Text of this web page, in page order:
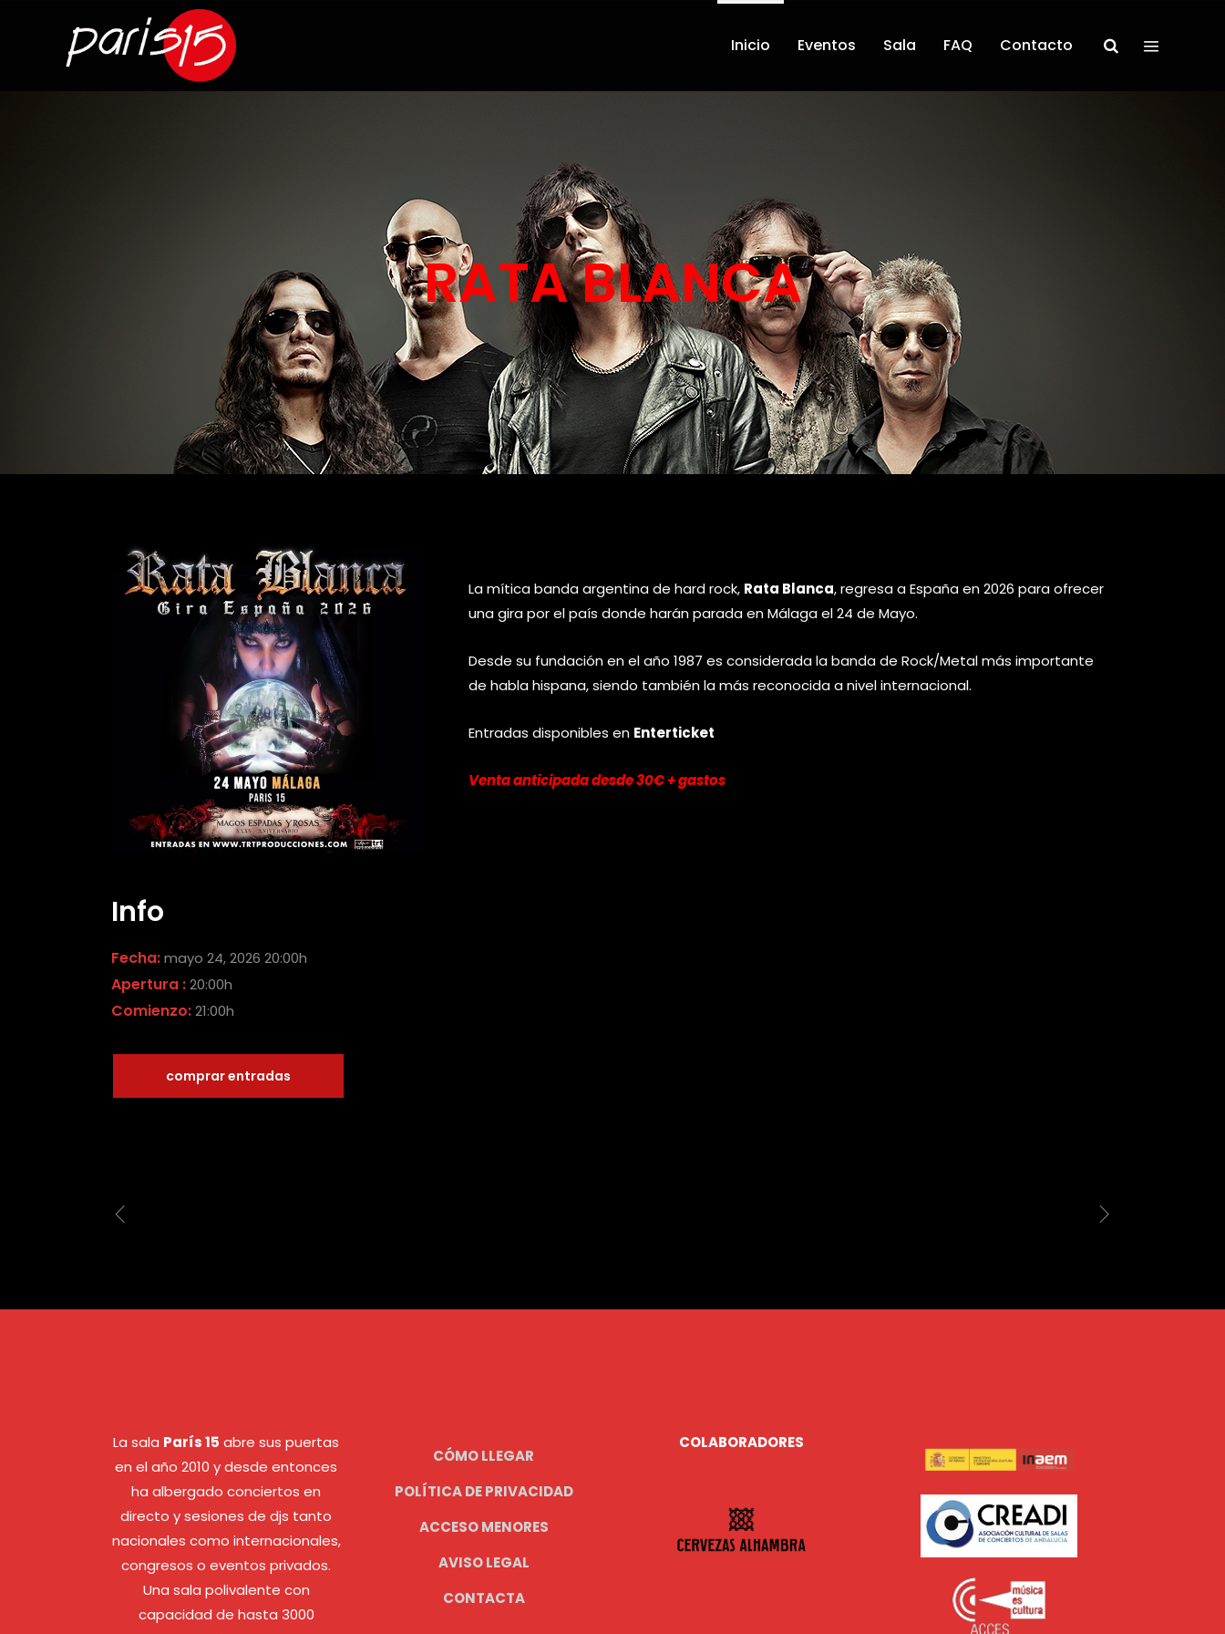
Inicio Eventos Sala FAQ Contacto
RATA BLANCA
Info
Fecha:mayo 24, 2026 20:00h
Apertura :20:00h
Comienzo:21:00h
comprar entradas
La mítica banda argentina de hard rock, Rata Blanca, regresa a España en 2026 para ofrecer
una gira por el país donde harán parada en Málaga el 24 de Mayo.
Desde su fundación en el año 1987 es considerada la banda de Rock/Metal más importante
de habla hispana, siendo también la más reconocida a nivel internacional.
Entradas disponibles en Enterticket
Venta anticipada desde 30€ + gastos
La sala París 15 abre sus puertas
en el año 2010 y desde entonces
ha albergado conciertos en
directo y sesiones de djs tanto
nacionales como internacionales,
congresos o eventos privados.
Una sala polivalente con
capacidad de hasta 3000
CÓMO LLEGAR
POLÍTICA DE PRIVACIDAD
ACCESO MENORES
AVISO LEGAL
CONTACTA
COLABORADORES